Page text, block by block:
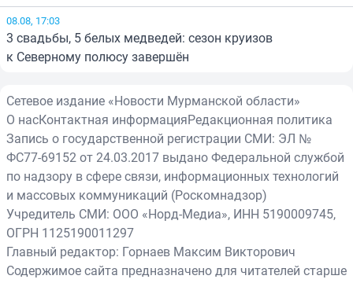
08.08, 17:03
3 свадьбы, 5 белых медведей: сезон круизов
к Северному полюсу завершён
Сетевое издание «Новости Мурманской области»
О насКонтактная информацияРедакционная политика
Запись о государственной регистрации СМИ: ЭЛ №
ФС77-69152 от 24.03.2017 выдано Федеральной службой
по надзору в сфере связи, информационных технологий
и массовых коммуникаций (Роскомнадзор)
Учредитель СМИ: ООО «Норд-Медиа», ИНН 5190009745,
ОГРН 1125190011297
Главный редактор: Горнаев Максим Викторович
Содержимое сайта предназначено для читателей старше